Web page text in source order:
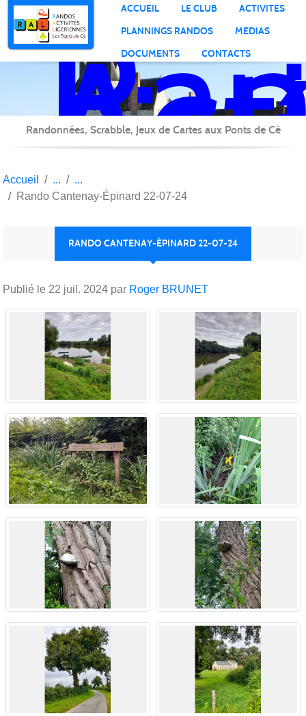
ACCUEIL LE CLUB
ACTIVITES
PLANNINGS RANDOS
MEDIAS
DOCUMENTS
CONTACTS
Randonnées, Scrabble, Jeux de Cartes aux Ponts de Cé
Accueil
Rando Cantenay-Épinard 22-07-24
RANDO CANTENAY-ÉPINARD 22-07-24
Publié le 22 juil. 2024 par Roger BRUNET
Panneau de gestion des cookies